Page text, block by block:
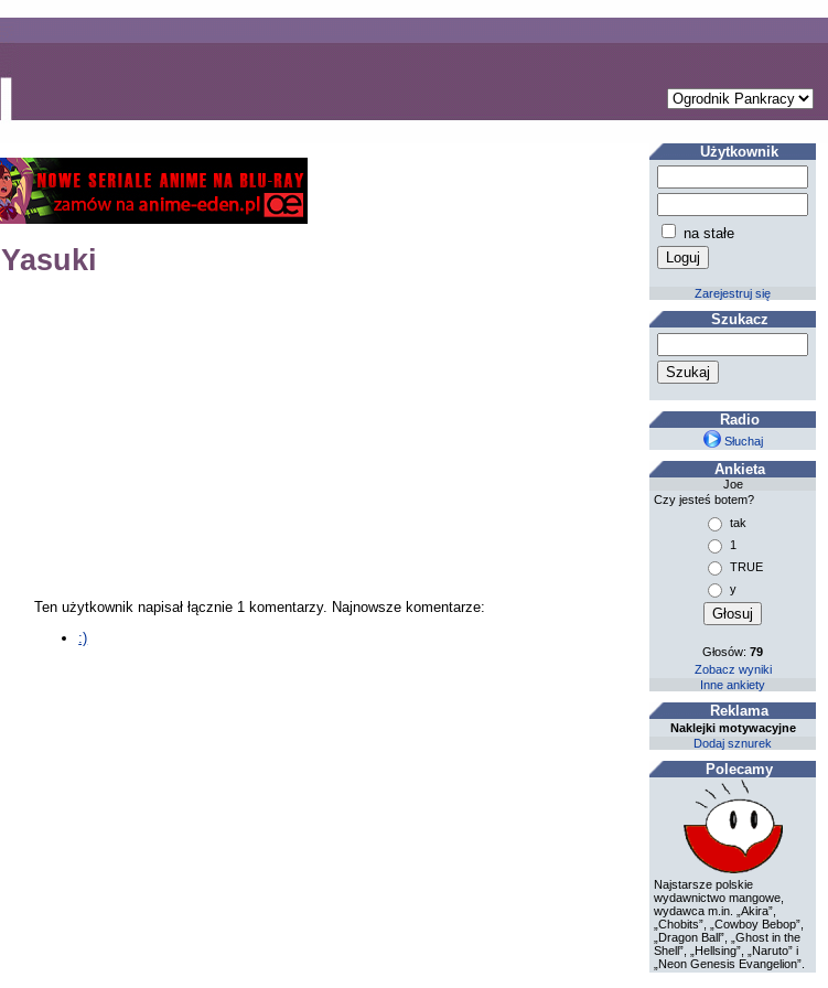
Yasuki
Ten użytkownik napisał łącznie 1 komentarzy. Najnowsze komentarze:
:)
Użytkownik
na stałe
Zarejestruj się
Szukacz
Radio
Słuchaj
Ankieta
Joe
Czy jesteś botem?
tak
1
TRUE
y
Głosów:79
Zobacz wyniki
Inne ankiety
Reklama
Naklejki motywacyjne
Dodaj sznurek
Polecamy
Najstarsze polskie
wydawnictwo mangowe,
wydawca m.in. „Akira”,
„Chobits”, „Cowboy Bebop”,
„Dragon Ball”, „Ghost in the
Shell”, „Hellsing”, „Naruto” i
„Neon Genesis Evangelion”.